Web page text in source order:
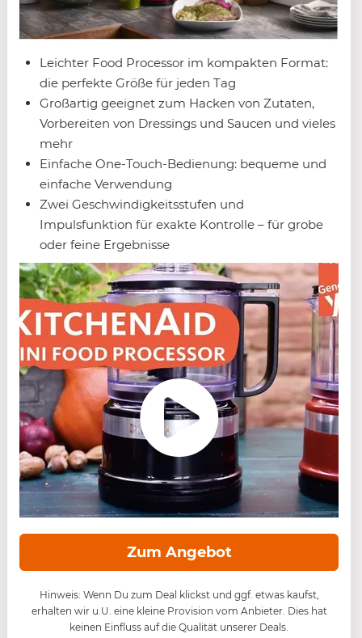
Leichter Food Processor im kompakten Format:
die perfekte Größe für jeden Tag
Großartig geeignet zum Hacken von Zutaten,
Vorbereiten von Dressings und Saucen und vieles
mehr
Einfache One-Touch-Bedienung: bequeme und
einfache Verwendung
Zwei Geschwindigkeitsstufen und
Impulsfunktion für exakte Kontrolle – für grobe
oder feine Ergebnisse
Zum Angebot
Hinweis: Wenn Du zum Deal klickst und ggf. etwas kaufst,
erhalten wir u.U. eine kleine Provision vom Anbieter. Dies hat
keinen Einfluss auf die Qualität unserer Deals.